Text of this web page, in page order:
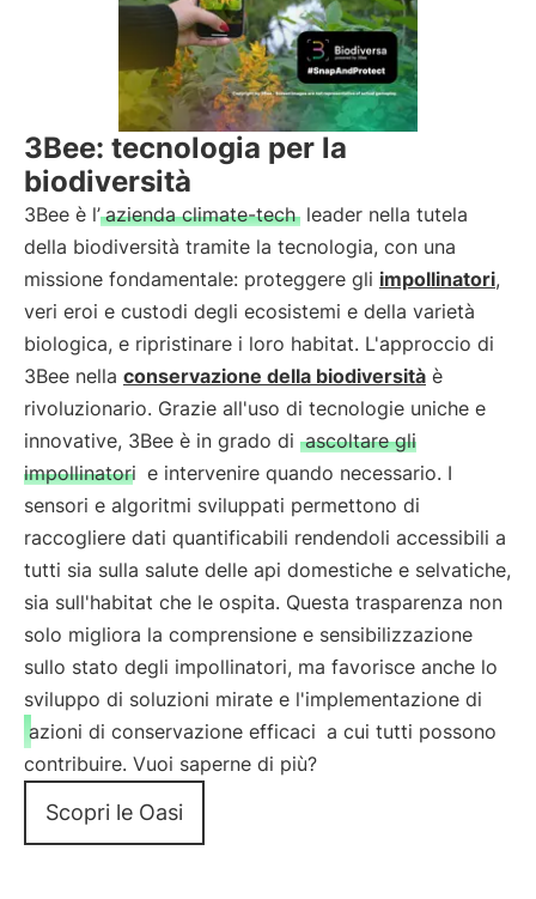
3Bee: tecnologia per la
biodiversità
3Bee è l’ azienda climate-tech leader nella tutela
della biodiversità tramite la tecnologia, con una
missione fondamentale: proteggere gli impollinatori,
veri eroi e custodi degli ecosistemi e della varietà
biologica, e ripristinare i loro habitat. L'approccio di
3Bee nella conservazione della biodiversità è
rivoluzionario. Grazie all'uso di tecnologie uniche e
innovative, 3Bee è in grado di ascoltare gli
impollinatori e intervenire quando necessario. I
sensori e algoritmi sviluppati permettono di
raccogliere dati quantificabili rendendoli accessibili a
tutti sia sulla salute delle api domestiche e selvatiche,
sia sull'habitat che le ospita. Questa trasparenza non
solo migliora la comprensione e sensibilizzazione
sullo stato degli impollinatori, ma favorisce anche lo
sviluppo di soluzioni mirate e l'implementazione di
azioni di conservazione efficaci a cui tutti possono
contribuire. Vuoi saperne di più?
Scopri le Oasi